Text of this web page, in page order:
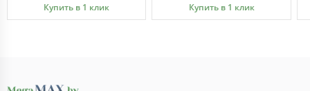
Купить в 1 клик Купить в 1 клик